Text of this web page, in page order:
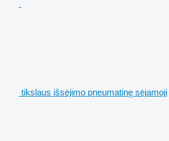
tikslaus išsėjimo pneumatinę sėjamoji